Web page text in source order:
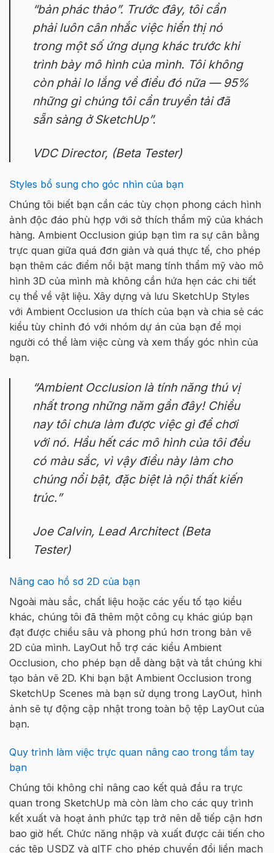
“bản phác thảo”. Trước đây, tôi cần
phải luôn cân nhắc việc hiển thị nó
trong một số ứng dụng khác trước khi
trình bày mô hình của mình. Tôi không
còn phải lo lắng về điều đó nữa — 95%
những gì chúng tôi cần truyền tải đã
sẵn sàng ở SketchUp”.
VDC Director, (Beta Tester)
Styles bổ sung cho góc nhìn của bạn
Chúng tôi biết bạn cần các tùy chọn phong cách hình
ảnh độc đáo phù hợp với sở thích thẩm mỹ của khách
hàng. Ambient Occlusion giúp bạn tìm ra sự cân bằng
trực quan giữa quá đơn giản và quá thực tế, cho phép
bạn thêm các điểm nổi bật mang tính thẩm mỹ vào mô
hình 3D của mình mà không cần hứa hẹn các chi tiết
cụ thể về vật liệu. Xây dựng và lưu SketchUp Styles
với Ambient Occlusion ưa thích của bạn và chia sẻ các
kiểu tùy chỉnh đó với nhóm dự án của bạn để mọi
người có thể làm việc cùng và xem thấy góc nhìn của
bạn.
“Ambient Occlusion là tính năng thú vị
nhất trong những năm gần đây! Chiều
nay tôi chưa làm được việc gì để chơi
với nó. Hầu hết các mô hình của tôi đều
có màu sắc, vì vậy điều này làm cho
chúng nổi bật, đặc biệt là nội thất kiến ​​
trúc.”
Joe Calvin, Lead Architect (Beta
Tester)
Nâng cao hồ sơ 2D của bạn
Ngoài màu sắc, chất liệu hoặc các yếu tố tạo kiểu
khác, chúng tôi đã thêm một công cụ khác giúp bạn
đạt được chiều sâu và phong phú hơn trong bản vẽ
2D của mình. LayOut hỗ trợ các kiểu Ambient
Occlusion, cho phép bạn dễ dàng bật và tắt chúng khi
tạo bản vẽ 2D. Khi bạn bật Ambient Occlusion trong
SketchUp Scenes mà bạn sử dụng trong LayOut, hình
ảnh sẽ tự động cập nhật trong toàn bộ tệp LayOut của
bạn.
Quy trình làm việc trực quan nâng cao trong tầm tay
bạn
Chúng tôi không chỉ nâng cao kết quả đầu ra trực
quan trong SketchUp mà còn làm cho các quy trình
kết xuất và hoạt ảnh phức tạp trở nên dễ tiếp cận hơn
bao giờ hết. Chức năng nhập và xuất được cải tiến cho
các tệp USDZ và glTF cho phép chuyển đổi liền mạch